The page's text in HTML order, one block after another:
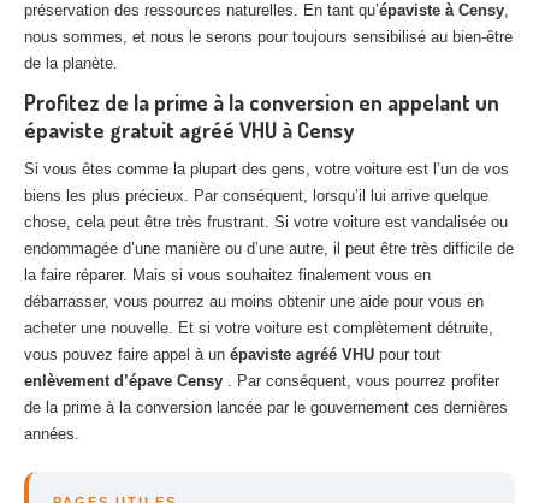
préservation des ressources naturelles. En tant qu’épaviste à Censy,
nous sommes, et nous le serons pour toujours sensibilisé au bien-être
de la planète.
Profitez de la prime à la conversion en appelant un
épaviste gratuit agréé VHU à Censy
Si vous êtes comme la plupart des gens, votre voiture est l’un de vos
biens les plus précieux. Par conséquent, lorsqu’il lui arrive quelque
chose, cela peut être très frustrant. Si votre voiture est vandalisée ou
endommagée d’une manière ou d’une autre, il peut être très difficile de
la faire réparer. Mais si vous souhaitez finalement vous en
débarrasser, vous pourrez au moins obtenir une aide pour vous en
acheter une nouvelle. Et si votre voiture est complètement détruite,
vous pouvez faire appel à un épaviste agréé VHU pour tout
enlèvement d’épave Censy . Par conséquent, vous pourrez profiter
de la prime à la conversion lancée par le gouvernement ces dernières
années.